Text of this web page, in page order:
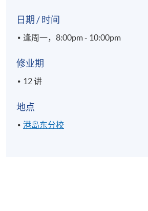
日期 / 时间
逢周一，8:00pm - 10:00pm
修业期
12 讲
地点
港岛东分校